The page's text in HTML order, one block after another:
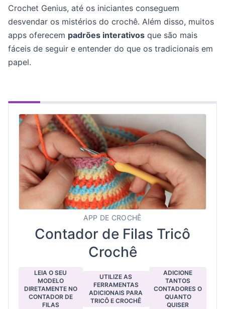
Crochet Genius, até os iniciantes conseguem
desvendar os mistérios do crochê. Além disso, muitos
apps oferecem padrões interativos que são mais
fáceis de seguir e entender do que os tradicionais em
papel.
APP DE CROCHÊ
Contador de Filas Tricô
Crochê
LEIA O SEU
MODELO
DIRETAMENTE NO
CONTADOR DE
FILAS
UTILIZE AS
FERRAMENTAS
ADICIONAIS PARA
TRICÔ E CROCHÊ
ADICIONE
TANTOS
CONTADORES O
QUANTO
QUISER